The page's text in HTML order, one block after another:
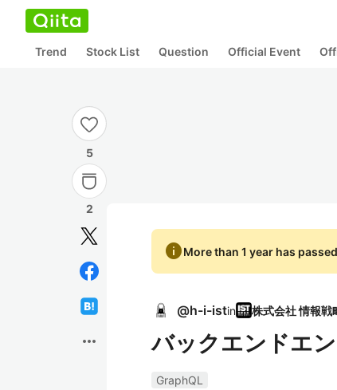
Trend Stock List Question Official Event
5
2
more_horiz
infoMore than 1 year has
@h-i-istin
バックエンドエ
GraphQL